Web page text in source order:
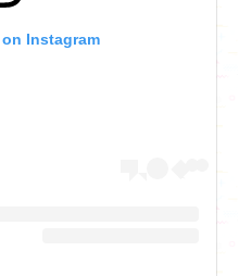
Instagram